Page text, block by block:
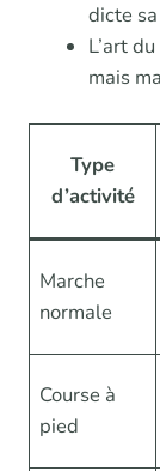
dicte
L’art
mais
Type
d’activité
Marche
normale
Course à
pied